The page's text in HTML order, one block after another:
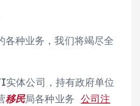
各种业务，我们将竭尽全
实体公司，持有政府单位
移民局各种业务公司注